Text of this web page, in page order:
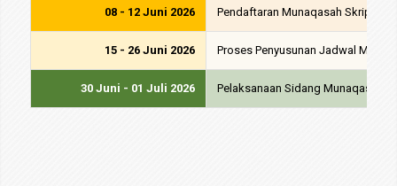
08 - 12 Juni 2026 Pendaftaran Munaqasah Skripsi
15 - 26 Juni 2026 Proses Penyusunan Jadwal
30 Juni - 01 Juli 2026 Pelaksanaan Sidang Munaqasah